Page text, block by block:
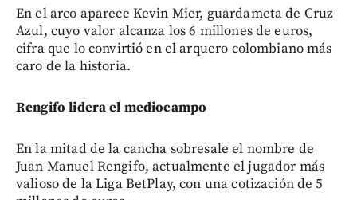
En el arco aparece Kevin Mier, guardameta de Cruz
Azul, cuyo valor alcanza los 6 millones de euros,
cifra que lo convirtió en el arquero colombiano más
caro de la historia.
Rengifo lidera el mediocampo
En la mitad de la cancha sobresale el nombre de
Juan Manuel Rengifo, actualmente el jugador más
valioso de la Liga BetPlay, con una cotización de 5